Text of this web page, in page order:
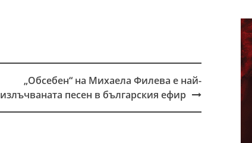
„Обсебен“ на Михаела Филева е най-
излъчваната песен в българския ефир